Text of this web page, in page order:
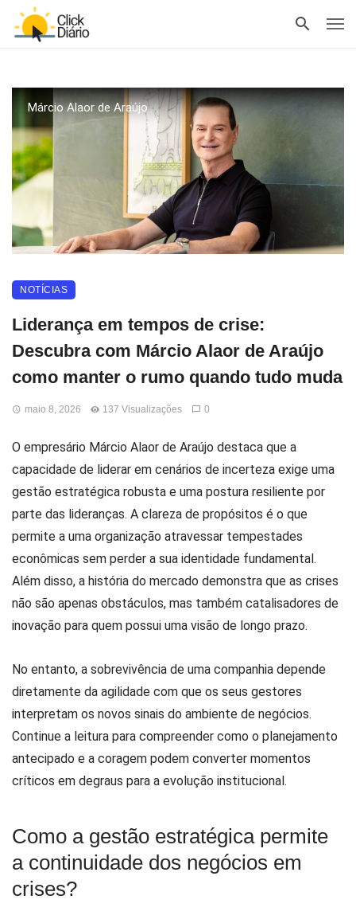
Márcio Alaor de Araújo
NOTÍCIAS
Liderança em tempos de crise:
Descubra com Márcio Alaor de Araújo
como manter o rumo quando tudo muda
maio 8, 2026 137 Visualizações 0
O empresário Márcio Alaor de Araújo destaca que a
capacidade de liderar em cenários de incerteza exige uma
gestão estratégica robusta e uma postura resiliente por
parte das lideranças. A clareza de propósitos é o que
permite a uma organização atravessar tempestades
econômicas sem perder a sua identidade fundamental.
Além disso, a história do mercado demonstra que as crises
não são apenas obstáculos, mas também catalisadores de
inovação para quem possui uma visão de longo prazo.
No entanto, a sobrevivência de uma companhia depende
diretamente da agilidade com que os seus gestores
interpretam os novos sinais do ambiente de negócios.
Continue a leitura para compreender como o planejamento
antecipado e a coragem podem converter momentos
críticos em degraus para a evolução institucional.
Como a gestão estratégica permite
a continuidade dos negócios em
crises?